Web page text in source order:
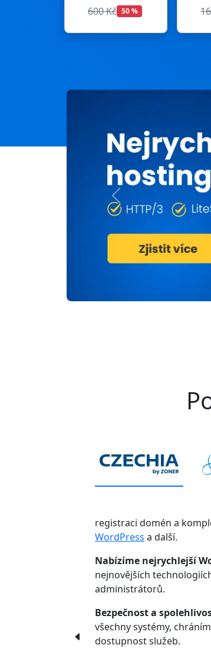
169 Kč 41 %
Previous
registraci domén a
WordPress a další.
Nabízíme nejrychlejší
nejnovějších
administrátorů.
Bezpečnost a
všechny systémy,
dostupnost služeb.